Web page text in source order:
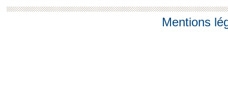
Mentions